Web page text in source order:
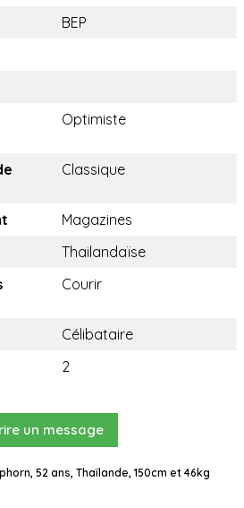
BEP
Optimiste
Classique
Magazines
Thailandaïse
Courir
Célibataire
2
un message
52 ans, Thaïlande, 150cm et 46kg